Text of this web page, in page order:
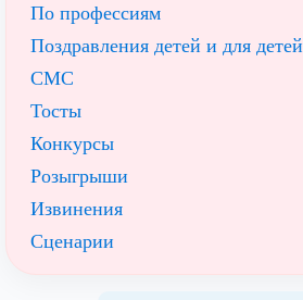
По профессиям
Поздравления детей и для детей
СМС
Тосты
Конкурсы
Розыгрыши
Извинения
Сценарии